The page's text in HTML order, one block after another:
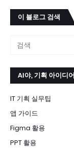
이 블로그 검색
AI야, 기획 아이디
IT 기획 실무팁
앱 가이드
Figma 활용
PPT 활용